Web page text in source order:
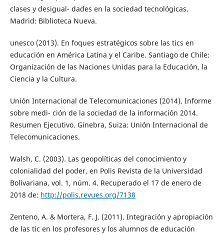
clases y desigual- dades en la sociedad tecnológicas.
Madrid: Biblioteca Nueva.
unesco (2013). En foques estratégicos sobre las tics en
educación en América Latina y el Caribe. Santiago de Chile:
Organización de las Naciones Unidas para la Educación, la
Ciencia y la Cultura.
Unión Internacional de Telecomunicaciones (2014). Informe
sobre medi- ción de la sociedad de la información 2014.
Resumen Ejecutivo. Ginebra, Suiza: Unión Internacional de
Telecomunicaciones.
Walsh, C. (2003). Las geopolíticas del conocimiento y
colonialidad del poder, en Polis Revista de la Universidad
Bolivariana, vol. 1, núm. 4. Recuperado el 17 de enero de
2018 de: http://polis.revues.org/7138
Zenteno, A. & Mortera, F. J. (2011). Integración y apropiación
de las tic en los profesores y los alumnos de educación